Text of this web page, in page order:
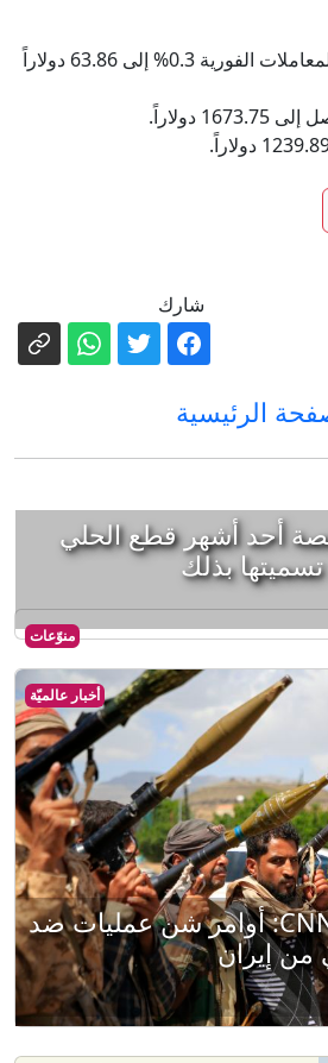
* ارتفع سعر الفضة في المعاملات الفورية 0.3% إلى 63.86 دولاراً
شارك
الرئيسية
منوّعات
أحد أشهر قطع الحلي
بذلك
أخبار عالميّة
مسؤول حوثي لـCNN: أوامر شن عمليات ضد
من إيران